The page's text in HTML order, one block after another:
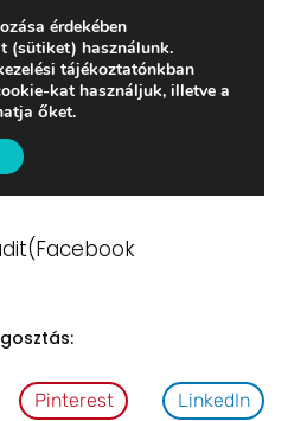
Pinterest LinkedIn